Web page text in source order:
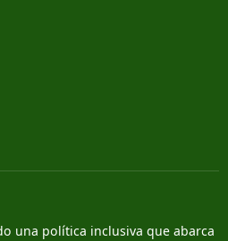
una política inclusiva que abarca